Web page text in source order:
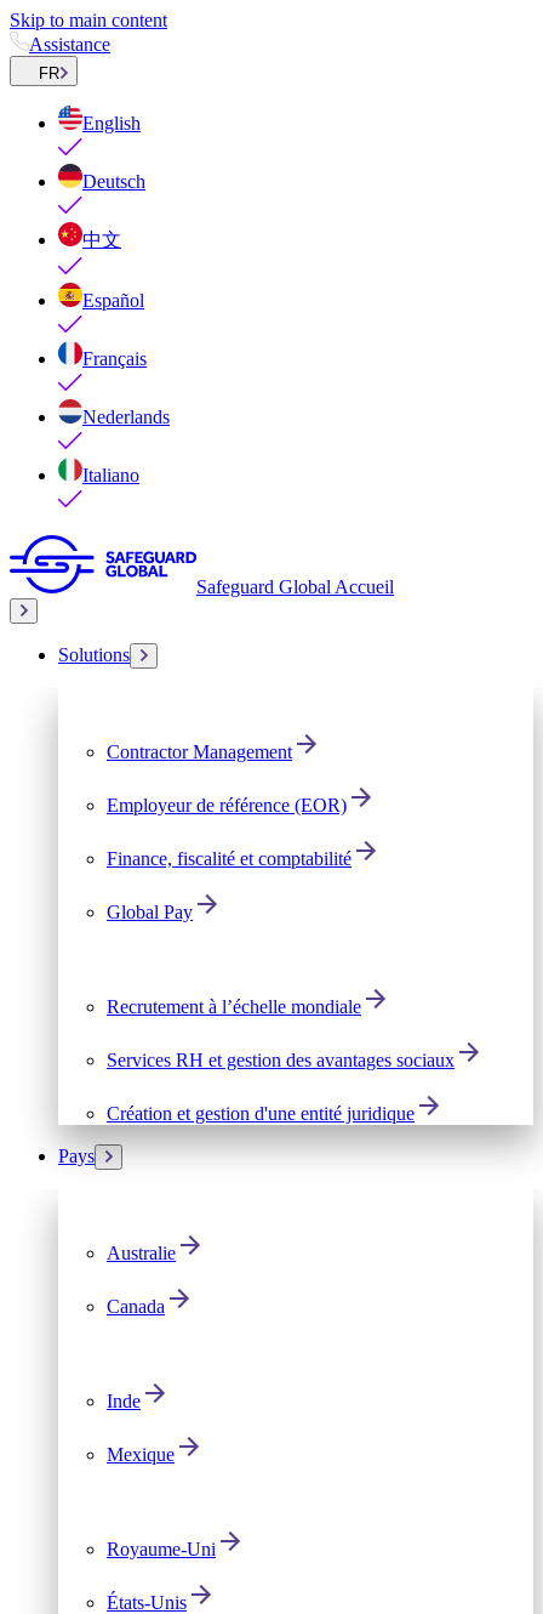
Skip to main content
Assistance
FR
English
Deutsch
中文
Español
Français
Nederlands
Italiano
Safeguard Global Accueil
Solutions
Contractor Management
Employeur de référence (EOR)
Finance, fiscalité et comptabilité
Global Pay
Recrutement à l’échelle mondiale
Services RH et gestion des avantages sociaux
Création et gestion d'une entité juridique
Pays
Australie
Canada
Inde
Mexique
Royaume-Uni
États-Unis